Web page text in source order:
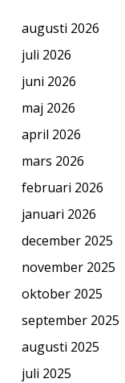
augusti 2026
juli 2026
juni 2026
maj 2026
april 2026
mars 2026
februari 2026
januari 2026
december 2025
november 2025
oktober 2025
september 2025
augusti 2025
juli 2025